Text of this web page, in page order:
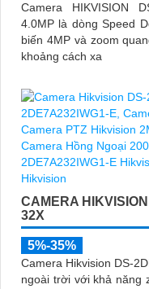
Camera HIKVISION
4.0MP là dòng Speed
biến 4MP và zoom
khoảng cách xa
CAMERA
32X
5%-35%
Camera Hikvision DS-
ngoài trời với khả năng